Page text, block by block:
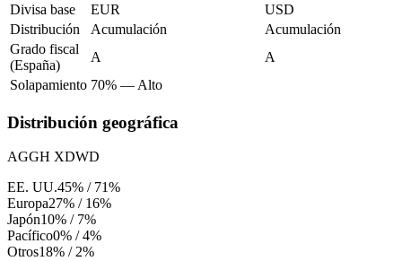
Divisa base
EUR
USD
Distribución
Acumulación
Acumulación
Grado fiscal
(España)
A
A
Solapamiento 70% — Alto
Distribución geográfica
AGGH XDWD
EE. UU.45% / 71%
Europa27% / 16%
Japón10% / 7%
Pacífico0% /4%
Otros18% / 2%